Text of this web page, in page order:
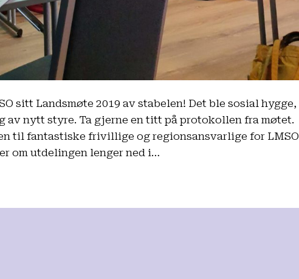
sitt Landsmøte 2019 av stabelen! Det ble sosial hygge,
av nytt styre. Ta gjerne en titt på protokollen fra møtet.
til fantastiske frivillige og regionsansvarlige for LMSO
om utdelingen lenger ned i…